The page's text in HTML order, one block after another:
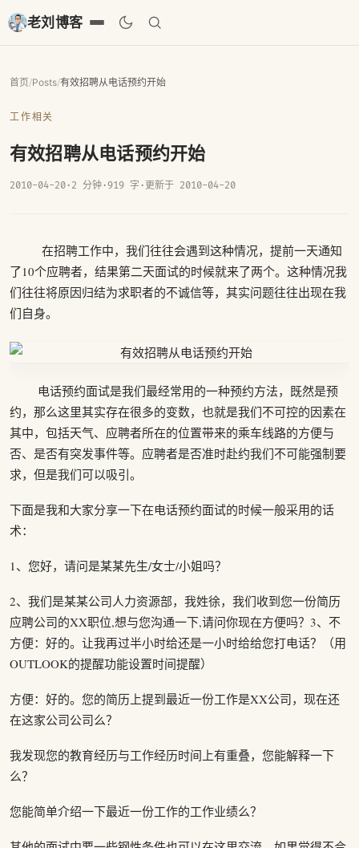
老刘博客
首页/Posts/有效招聘从电话预约开始
工作相关
有效招聘从电话预约开始
2010-04-20· 2 分钟· 919 字 · 更新于 2010-04-20
在招聘工作中，我们往往会遇到这种情况，提前一天通知
了10个应聘者，结果第二天面试的时候就来了两个。这种情况我
们往往将原因归结为求职者的不诚信等，其实问题往往出现在我
们自身。
电话预约面试是我们最经常用的一种预约方法，既然是预
约，那么这里其实存在很多的变数，也就是我们不可控的因素在
其中，包括天气、应聘者所在的位置带来的乘车线路的方便与
否、是否有突发事件等。应聘者是否准时赴约我们不可能强制要
求，但是我们可以吸引。
下面是我和大家分享一下在电话预约面试的时候一般采用的话
术：
1、您好，请问是某某先生/女士/小姐吗？
2、我们是某某公司人力资源部，我姓徐，我们收到您一份简历
应聘公司的XX职位,想与您沟通一下,请问你现在方便吗？3、不
方便：好的。让我再过半小时给还是一小时给给您打电话？（用
OUTLOOK的提醒功能设置时间提醒）
方便：好的。您的简历上提到最近一份工作是XX公司，现在还
在这家公司公司么？
我发现您的教育经历与工作经历时间上有重叠，您能解释一下
么？
您能简单介绍一下最近一份工作的工作业绩么？